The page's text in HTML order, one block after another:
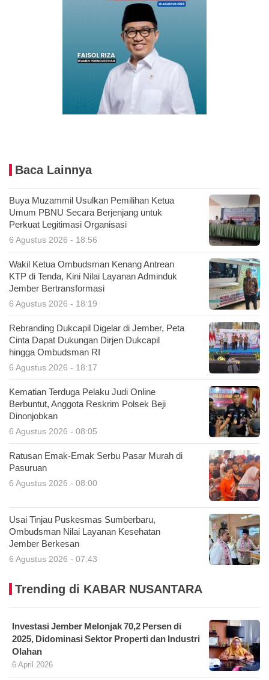
Baca Lainnya
Buya Muzammil Usulkan Pemilihan Ketua
Umum PBNU Secara Berjenjang untuk
Perkuat Legitimasi Organisasi
6 Agustus 2026 - 18:56
Wakil Ketua Ombudsman Kenang Antrean
KTP di Tenda, Kini Nilai Layanan Adminduk
Jember Bertransformasi
6 Agustus 2026 - 18:19
Rebranding Dukcapil Digelar di Jember, Peta
Cinta Dapat Dukungan Dirjen Dukcapil
hingga Ombudsman RI
6 Agustus 2026 - 18:17
Kematian Terduga Pelaku Judi Online
Berbuntut, Anggota Reskrim Polsek Beji
Dinonjobkan
6 Agustus 2026 - 08:05
Ratusan Emak-Emak Serbu Pasar Murah di
Pasuruan
6 Agustus 2026 - 08:00
Usai Tinjau Puskesmas Sumberbaru,
Ombudsman Nilai Layanan Kesehatan
Jember Berkesan
6 Agustus 2026 - 07:43
Trending di KABAR NUSANTARA
Investasi Jember Melonjak 70,2 Persen di
2025, Didominasi Sektor Properti dan Industri
Olahan
6 April 2026